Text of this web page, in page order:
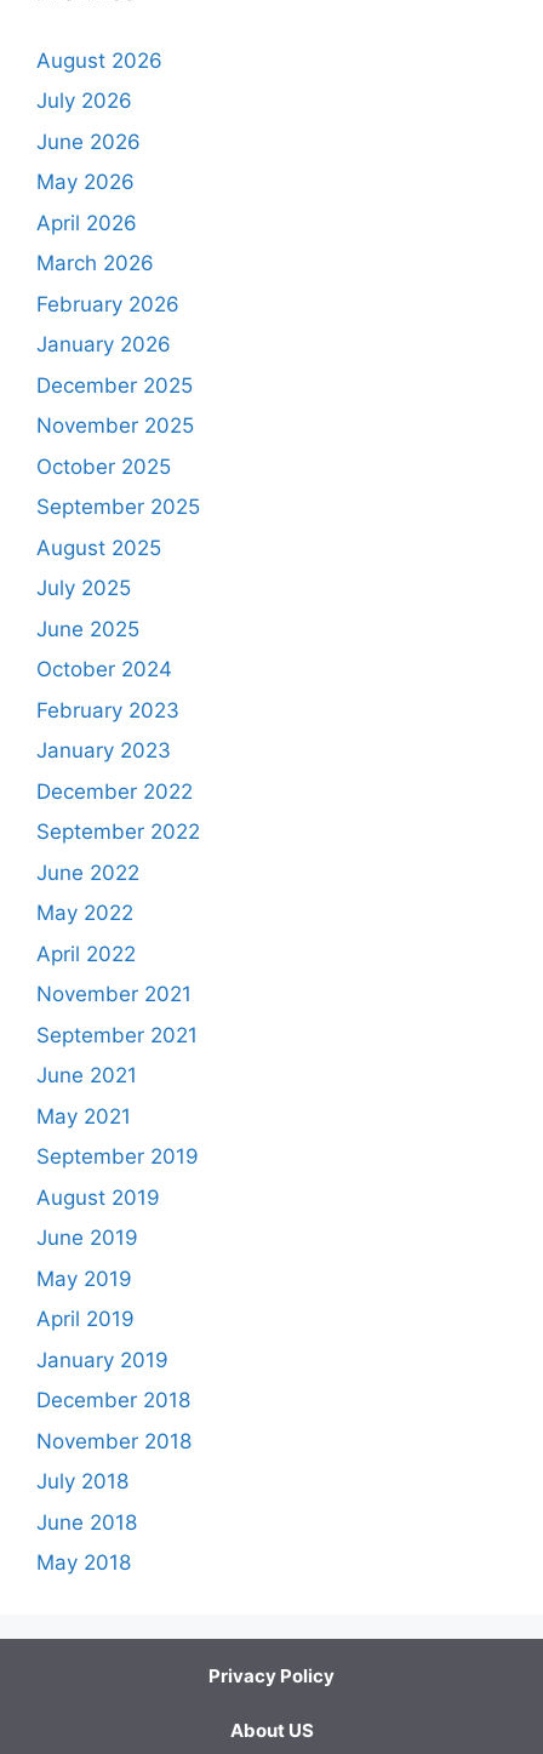
August 2026
July 2026
June 2026
May 2026
April 2026
March 2026
February 2026
January 2026
December 2025
November 2025
October 2025
September 2025
August 2025
July 2025
June 2025
October 2024
February 2023
January 2023
December 2022
September 2022
June 2022
May 2022
April 2022
November 2021
September 2021
June 2021
May 2021
September 2019
August 2019
June 2019
May 2019
April 2019
January 2019
December 2018
November 2018
July 2018
June 2018
May 2018
Privacy Policy
About US